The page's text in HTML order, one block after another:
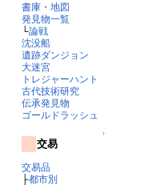
書庫・地図
発見物一覧
└論戦
沈没船
遺跡ダンジョン
大迷宮
トレジャーハント
古代技術研究
伝承発見物
ゴールドラッシュ
↑
交易
交易品
├都市別